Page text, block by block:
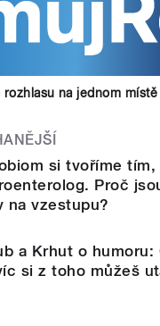
na jednom místě
si tvoříme
Proč
na vzestupu?
a Krhut o humoru:
si z toho můžeš